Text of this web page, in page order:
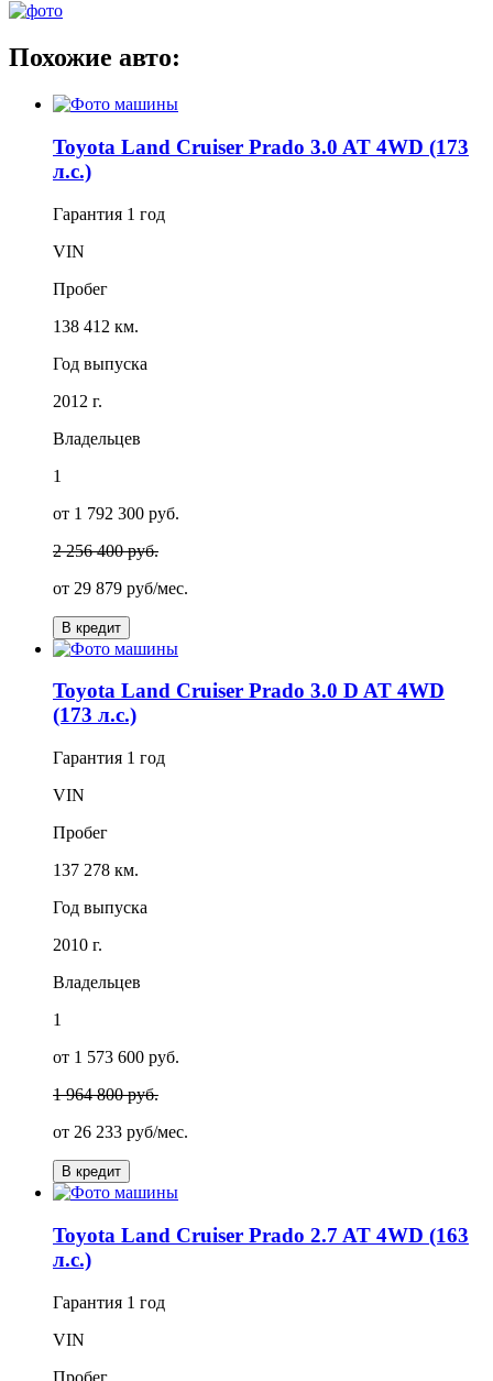
Похожие авто:
Toyota Land Cruiser Prado 3.0 AT 4WD (173
л.с.)
Гарантия 1 год
VIN
Пробег
138 412 км.
Год выпуска
2012 г.
Владельцев
1
от 1 792 300 руб.
2 256 400 руб.
от 29 879 руб/мес.
В кредит
Toyota Land Cruiser Prado 3.0 D AT 4WD
(173 л.с.)
Гарантия 1 год
VIN
Пробег
137 278 км.
Год выпуска
2010 г.
Владельцев
1
от 1 573 600 руб.
1 964 800 руб.
от 26 233 руб/мес.
В кредит
Toyota Land Cruiser Prado 2.7 AT 4WD (163
л.с.)
Гарантия 1 год
VIN
Пробег